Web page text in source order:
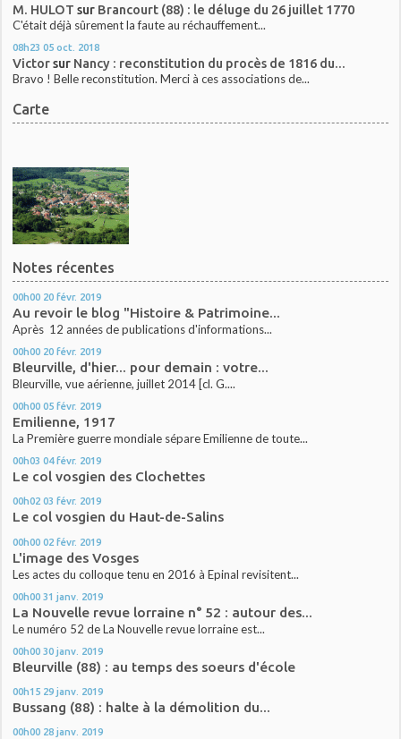
M. HULOT sur Brancourt (88) : le déluge du 26 juillet 1770
C'était déjà sûrement la faute au réchauffement...
08h23 05 oct. 2018
Victorsur Nancy : reconstitution du procès de 1816 du...
Bravo ! Belle reconstitution. Merci à ces associations de...
Carte
Notes récentes
00h00 20 févr. 2019
Au revoir le blog "Histoire & Patrimoine...
Après 12 années de publications d'informations...
00h00 20 févr. 2019
Bleurville, d'hier... pour demain : votre...
Bleurville, vue aérienne, juillet 2014 [cl. G....
00h00 05 févr. 2019
Emilienne, 1917
La Première guerre mondiale sépare Emilienne de toute...
00h03 04 févr. 2019
Le col vosgien des Clochettes
00h02 03 févr. 2019
Le col vosgien du Haut-de-Salins
00h00 02 févr. 2019
L'image des Vosges
Les actes du colloque tenu en 2016 à Epinal revisitent...
00h00 31 janv. 2019
La Nouvelle revue lorraine n° 52 : autour des...
Le numéro 52 de La Nouvelle revue lorraine est...
00h00 30 janv. 2019
Bleurville (88) : au temps des soeurs d'école
00h15 29 janv. 2019
Bussang (88) : halte à la démolition du...
00h00 28 janv. 2019